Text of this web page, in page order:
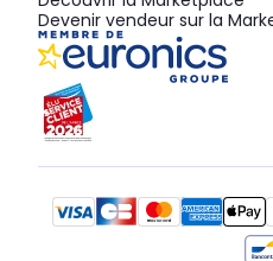
Devenir vendeur sur la